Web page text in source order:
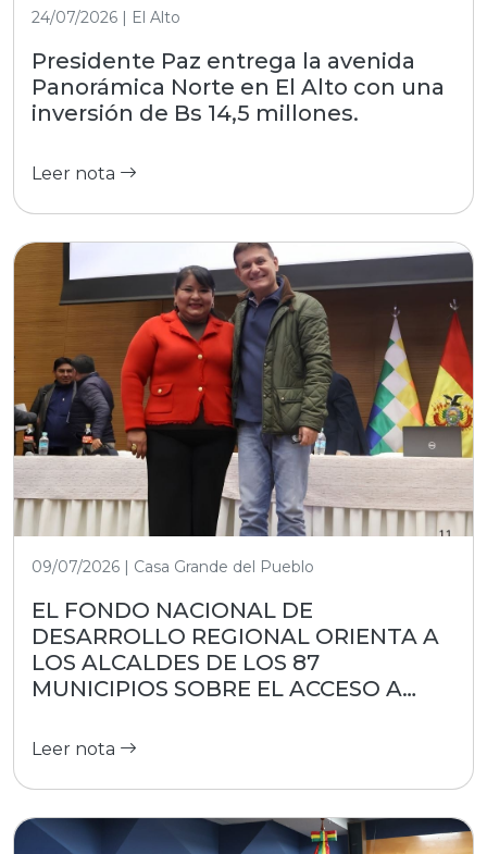
24/07/2026 | El Alto
Presidente Paz entrega la avenida
Panorámica Norte en El Alto con una
inversión de Bs 14,5 millones.
Leer nota
09/07/2026 | Casa Grande del Pueblo
EL FONDO NACIONAL DE
DESARROLLO REGIONAL ORIENTA A
LOS ALCALDES DE LOS 87
MUNICIPIOS SOBRE EL ACCESO A
Leer nota